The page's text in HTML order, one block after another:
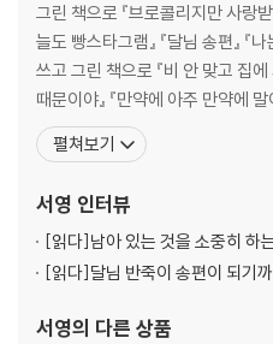
그린 책으로 『브로콜리지만 사랑받
늘도 빵스타그램』 『달님 송편』
쓰고 그린 책으로 『비 안 맞고 집에
때문이야』 『만약에 아주 만약에
지?』 『3초 토끼』 등이 있다. 다정하고 따뜻한 시각으로 그림책을 만
들어 온 작가 특유의 재치와 장점이
이들의 시시각각 변하는 감
펼쳐보기
서영 인터뷰
[읽다]남아 있는 것을 소중히 하
[읽다]달님 반죽이 송편이 되기
서영의 다른 상품